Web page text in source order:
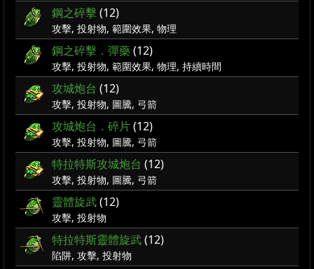
鋼之碎擊(12)
攻擊, 投射物, 範圍效果, 物理
鋼之碎擊．彈藥(12)
攻擊, 投射物, 範圍效果, 物理, 持續時間
攻城炮台 (12)
攻擊, 投射物, 圖騰, 弓箭
攻城炮台．碎片(12)
攻擊, 投射物, 圖騰, 弓箭
特拉特斯攻城炮台 (12)
攻擊, 投射物, 圖騰, 弓箭
靈體旋武(12)
攻擊, 投射物
特拉特斯靈體旋武(12)
陷阱, 攻擊, 投射物